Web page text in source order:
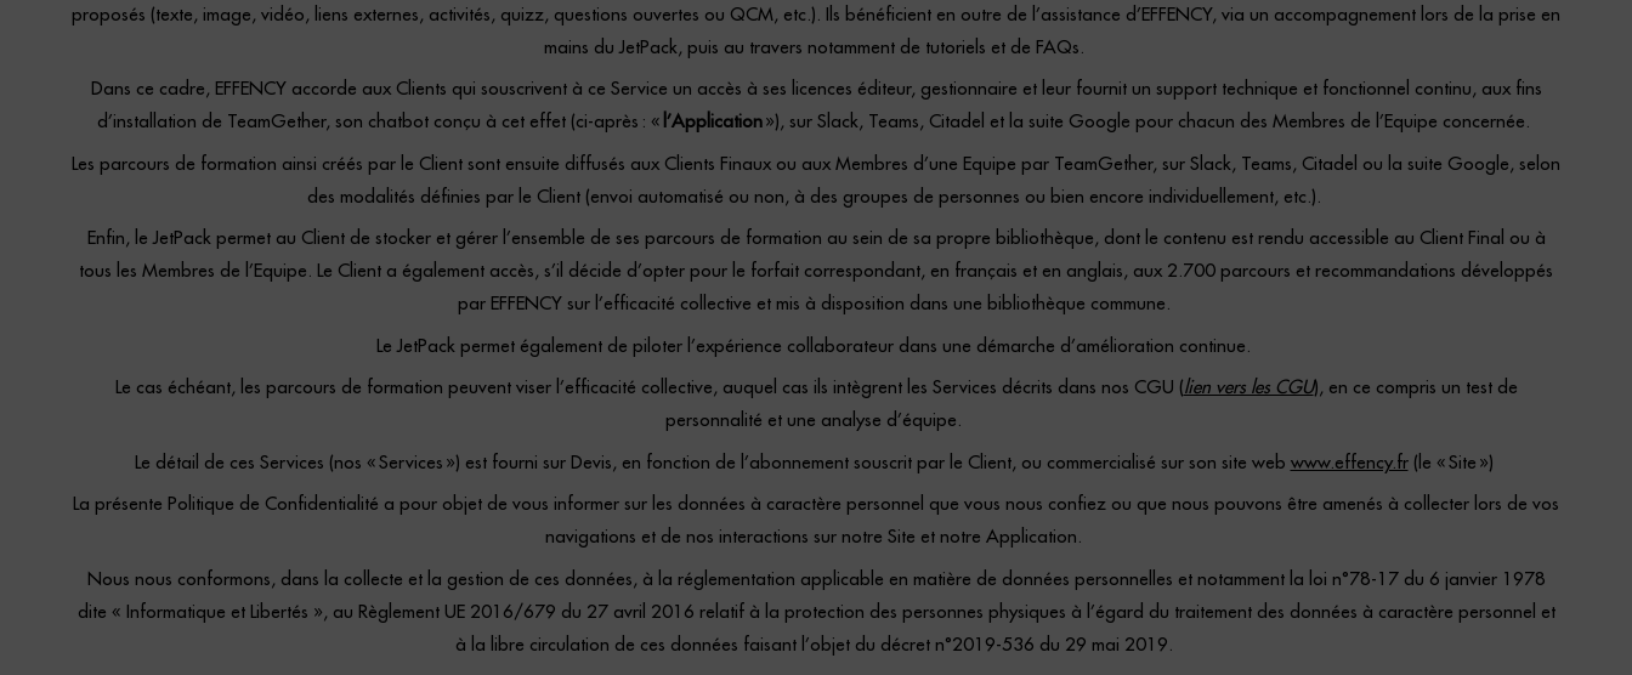
proposés (texte, image, vidéo, liens externes, activités, quizz, questions ouvertes ou QCM, etc.). Ils bénéficient en outre de l’assistance d’EFFENCY, via un accompagnement lors de la prise en
mains du JetPack, puis au travers notamment de tutoriels et de FAQs.
Dans ce cadre, EFFENCY accorde aux Clients qui souscrivent à ce Service un accès à ses licences éditeur, gestionnaire et leur fournit un support technique et fonctionnel continu, aux fins
d’installation de TeamGether, son chatbot conçu à cet effet (ci-après : « l’Application »), sur Slack, Teams, Citadel et la suite Google pour chacun des Membres de l’Equipe concernée.
Les parcours de formation ainsi créés par le Client sont ensuite diffusés aux Clients Finaux ou aux Membres d’une Equipe par TeamGether, sur Slack, Teams, Citadel ou la suite Google, selon
des modalités définies par le Client (envoi automatisé ou non, à des groupes de personnes ou bien encore individuellement, etc.).
Enfin, le JetPack permet au Client de stocker et gérer l’ensemble de ses parcours de formation au sein de sa propre bibliothèque, dont le contenu est rendu accessible au Client Final ou à
tous les Membres de l’Equipe. Le Client a également accès, s’il décide d’opter pour le forfait correspondant, en français et en anglais, aux 2.700 parcours et recommandations développés
par EFFENCY sur l’efficacité collective et mis à disposition dans une bibliothèque commune.
Le JetPack permet également de piloter l’expérience collaborateur dans une démarche d’amélioration continue.
Le cas échéant, les parcours de formation peuvent viser l’efficacité collective, auquel cas ils intègrent les Services décrits dans nos CGU (lien vers les CGU), en ce compris un test de
personnalité et une analyse d’équipe.
Le détail de ces Services (nos « Services ») est fourni sur Devis, en fonction de l’abonnement souscrit par le Client, ou commercialisé sur son site web www.effency.fr(le « Site »)
La présente Politique de Confidentialité a pour objet de vous informer sur les données à caractère personnel que vous nous confiez ou que nous pouvons être amenés à collecter lors de vos
navigations et de nos interactions sur notre Site et notre Application.
Nous nous conformons, dans la collecte et la gestion de ces données, à la réglementation applicable en matière de données personnelles et notamment la loi n°78-17 du 6 janvier 1978
dite « Informatique et Libertés », au Règlement UE 2016/679 du 27 avril 2016 relatif à la protection des personnes physiques à l’égard du traitement des données à caractère personnel et
à la libre circulation de ces données faisant l’objet du décret n°2019-536 du 29 mai 2019.